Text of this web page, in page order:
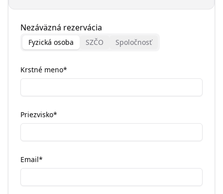
Nezáväzná rezervácia
Fyzická osoba SZČO Spoločnosť
Krstné meno*
Priezvisko*
Email*